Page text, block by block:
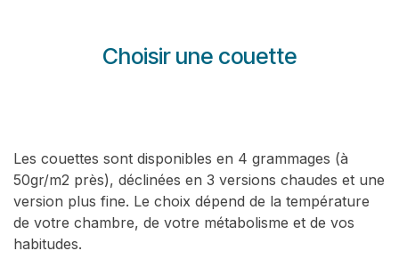
Choisir une couette
Les couettes sont disponibles en 4 grammages (à
50gr/m2 près), déclinées en 3 versions chaudes et une
version plus fine. Le choix dépend de la température
de votre chambre, de votre métabolisme et de vos
habitudes.